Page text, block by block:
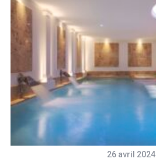
26 avril 2024